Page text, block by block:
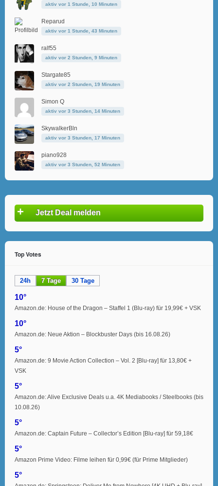
aktiv vor 1 Stunde, 10 Minuten
Reparud
aktiv vor 1 Stunde, 43 Minuten
ralf55
aktiv vor 2 Stunden, 9 Minuten
Stargate85
aktiv vor 2 Stunden, 19 Minuten
Simon Q
aktiv vor 3 Stunden, 14 Minuten
SkywalkerBln
aktiv vor 3 Stunden, 17 Minuten
piano928
aktiv vor 3 Stunden, 52 Minuten
+ Jetzt Deal melden
Top Votes
24h 7 Tage 30 Tage
10°
Amazon.de: House of the Dragon – Staffel 1 (Blu-ray) für 19,99€ + VSK
10°
Amazon.de: Neue Aktion – Blockbuster Days (bis 16.08.26)
5°
Amazon.de: 9 Movie Action Collection – Vol. 2 [Blu-ray] für 13,80€ +
VSK
5°
Amazon.de: Alive Exclusive Deals u.a. 4K Mediabooks / Steelbooks (bis
10.08.26)
5°
Amazon.de: Captain Future – Collector’s Edition [Blu-ray] für 59,18€
5°
Amazon Prime Video: Filme leihen für 0,99€ (für Prime Mitglieder)
5°